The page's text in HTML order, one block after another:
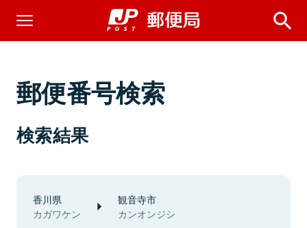
郵便番号検索
検索結果
香川県
カガワケン
観音寺市
カンオンジシ